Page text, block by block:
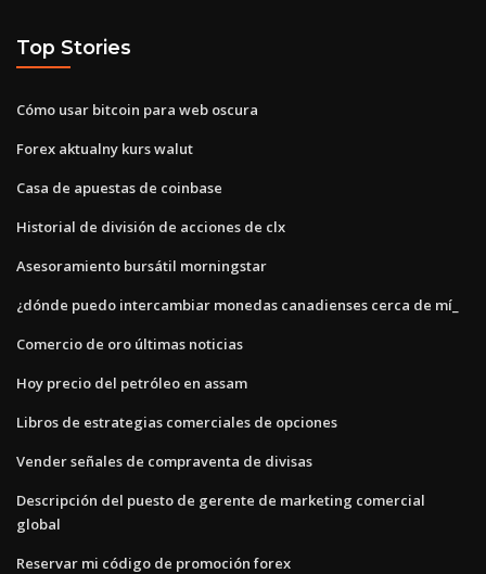
Top Stories
Cómo usar bitcoin para web oscura
Forex aktualny kurs walut
Casa de apuestas de coinbase
Historial de división de acciones de clx
Asesoramiento bursátil morningstar
¿dónde puedo intercambiar monedas canadienses cerca de mí_
Comercio de oro últimas noticias
Hoy precio del petróleo en assam
Libros de estrategias comerciales de opciones
Vender señales de compraventa de divisas
Descripción del puesto de gerente de marketing comercial
global
Reservar mi código de promoción forex